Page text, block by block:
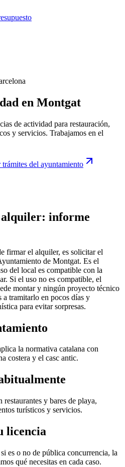
en Montgat
de actividad para restauración,
y servicios. Trabajamos en el
trámites del ayuntamiento
informe
firmar el alquiler, es solicitar el
de Montgat. Es el
del local es compatible con la
Si el uso no es compatible, el
montar y ningún proyecto técnico
a tramitarlo en pocos días y
para evitar sorpresas.
la normativa catalana con
costera y el casc antic.
y bares de playa,
turísticos y servicios.
licencia
es o no de pública concurrencia, la
qué necesitas en cada caso.